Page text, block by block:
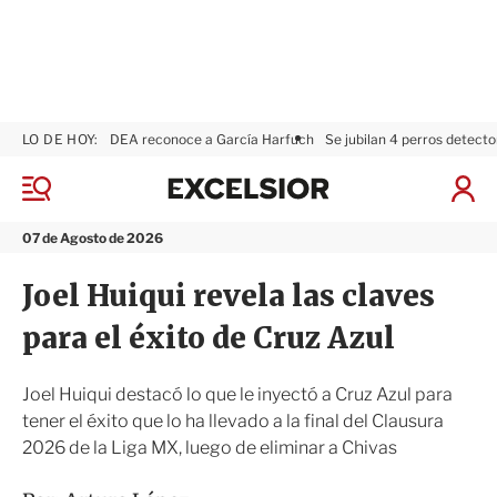
M
n
07 de Agosto de 2026
LO DE HOY: DEA reconoce a García Harfuch Se jubilan 4 perros
I
x
i
o
r
Joel Huiqui revela las claves
para el éxito de Cruz Azul
Joel Huiqui destacó lo que le inyectó a Cruz Azul para
tener el éxito que lo ha llevado a la final del Clausura
2026 de la Liga MX, luego de eliminar a Chivas